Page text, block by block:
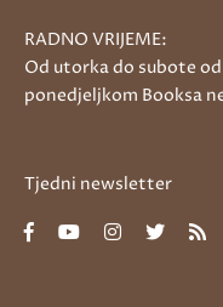
RADNO VRIJEME:
Od utorka do subote
ponedjeljkom Booksa
Tjedni newsletter